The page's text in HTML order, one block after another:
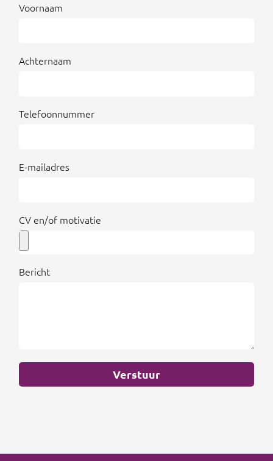
Voornaam
Achternaam
Telefoonnummer
E-mailadres
CV en/of motivatie
Bericht
Verstuur